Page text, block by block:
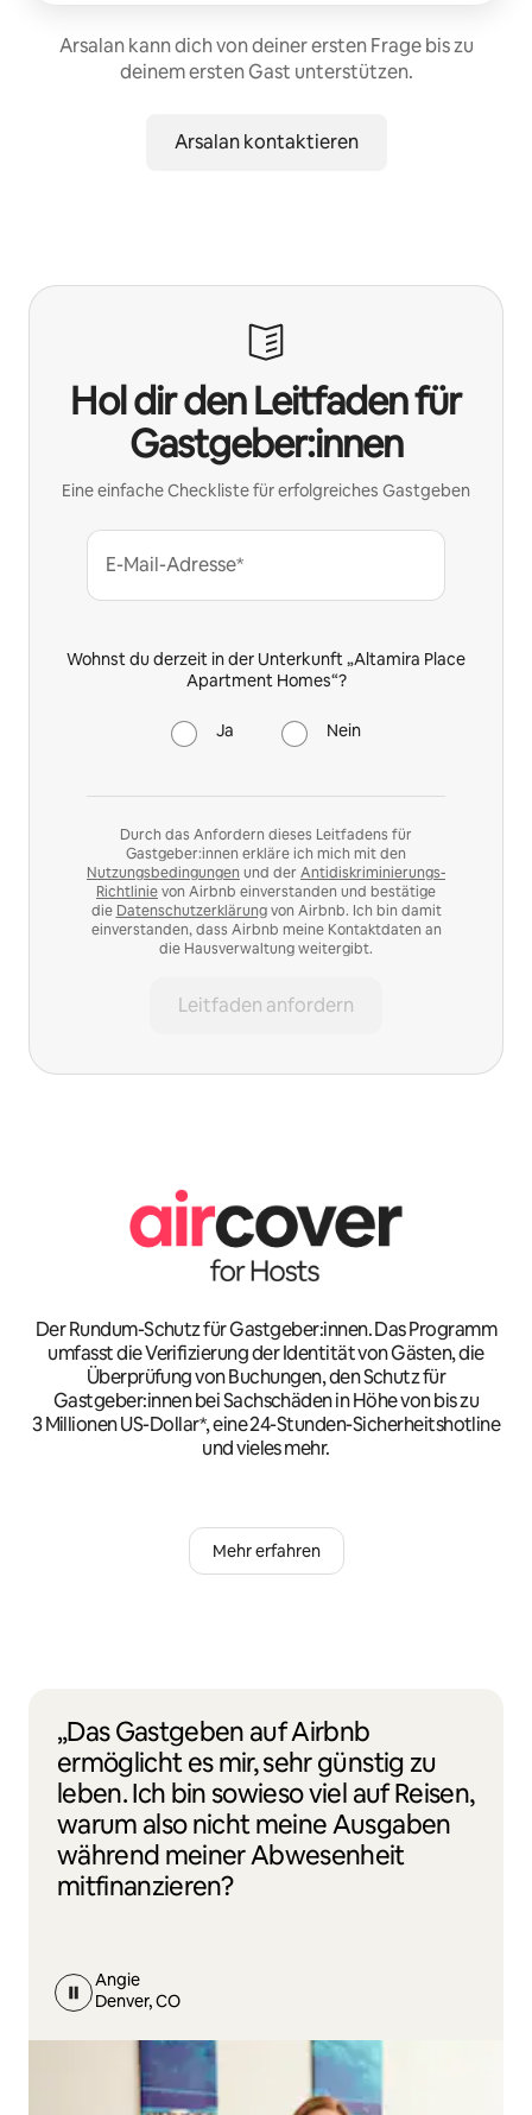
Arsalan kann dich von deiner ersten Frage bis zu
deinem ersten Gast unterstützen.
Arsalan kontaktieren
Hol dir den Leitfaden für
Gastgeber:innen
Eine einfache Checkliste für erfolgreiches Gastgeben
E-Mail-Adresse*
Wohnst du derzeit in der Unterkunft „Altamira Place
Apartment Homes“?
Ja Nein
Durch das Anfordern dieses Leitfadens für
Gastgeber:innen erkläre ich mich mit den
Nutzungsbedingungen und der Antidiskriminierungs-
Richtlinievon Airbnb einverstanden und bestätige
die Datenschutzerklärungvon Airbnb. Ich bin damit
einverstanden, dass Airbnb meine Kontaktdaten an
die Hausverwaltung weitergibt.
Leitfaden anfordern
Der Rundum-Schutz für Gastgeber:innen. Das Programm
umfasst die Verifizierung der Identität von Gästen, die
Überprüfung von Buchungen, den Schutz für
Gastgeber:innen bei Sachschäden in Höhe von bis zu
3 Millionen US-Dollar*, eine 24-Stunden-Sicherheitshotline
und vieles mehr.
Mehr erfahren
„Das Gastgeben auf Airbnb
ermöglicht es mir, sehr günstig zu
leben. Ich bin sowieso viel auf Reisen,
warum also nicht meine Ausgaben
während meiner Abwesenheit
mitfinanzieren?
Angie
Denver, CO